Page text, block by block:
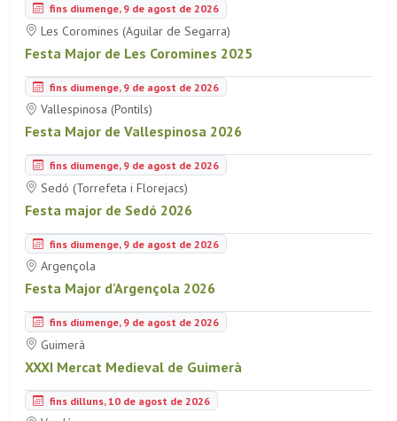
fins diumenge, 9 de agost de 2026
Les Coromines (Aguilar de Segarra)
Festa Major de Les Coromines 2025
fins diumenge, 9 de agost de 2026
Vallespinosa (Pontils)
Festa Major de Vallespinosa 2026
fins diumenge, 9 de agost de 2026
Sedó (Torrefeta i Florejacs)
Festa major de Sedó 2026
fins diumenge, 9 de agost de 2026
Argençola
Festa Major d'Argençola 2026
fins diumenge, 9 de agost de 2026
Guimerà
XXXI Mercat Medieval de Guimerà
fins dilluns, 10 de agost de 2026